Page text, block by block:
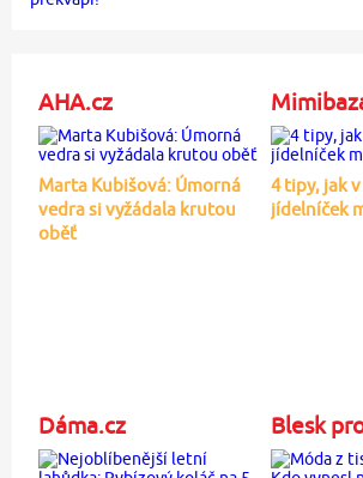
AHA.cz
Marta Kubišová: Úmorná
vedra si vyžádala krutou
oběť
4 tipy, jak
jídelníček
Dáma.cz Blesk